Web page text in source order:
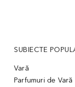
SUBIECTE
Vară
Parfumuri de Vară